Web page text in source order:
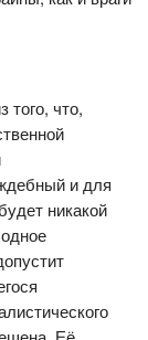
того, что,
и для
никакой